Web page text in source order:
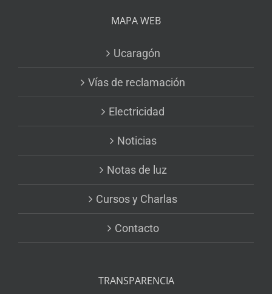
MAPA WEB
Ucaragón
Vías de reclamación
Electricidad
Noticias
Notas de luz
Cursos y Charlas
Contacto
TRANSPARENCIA